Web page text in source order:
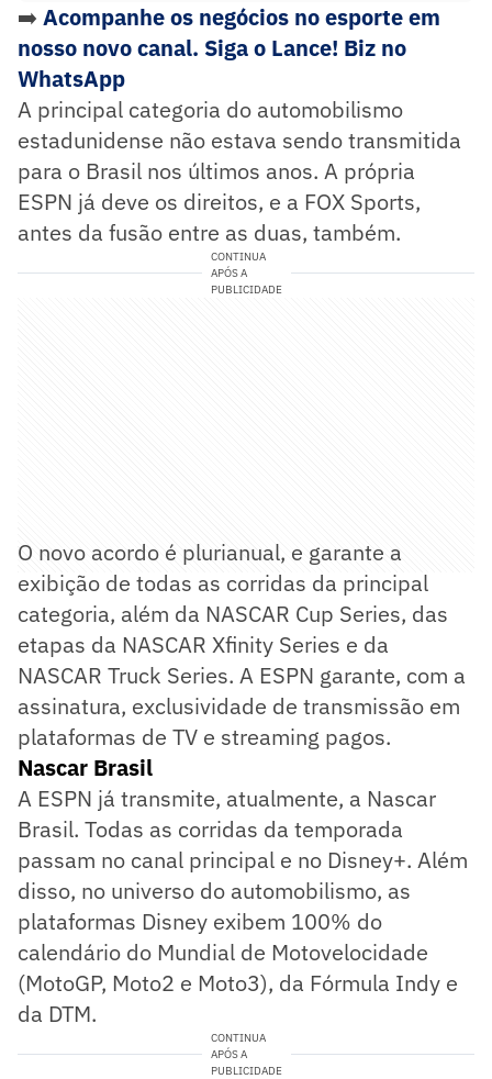
➡️ Acompanhe os negócios no esporte em
nosso novo canal. Siga o Lance! Biz no
WhatsApp
A principal categoria do automobilismo
estadunidense não estava sendo transmitida
para o Brasil nos últimos anos. A própria
ESPN já deve os direitos, e a FOX Sports,
antes da fusão entre as duas, também.
CONTINUA
APÓS A
PUBLICIDADE
O novo acordo é plurianual, e garante a
exibição de todas as corridas da principal
categoria, além da NASCAR Cup Series, das
etapas da NASCAR Xfinity Series e da
NASCAR Truck Series. A ESPN garante, com a
assinatura, exclusividade de transmissão em
plataformas de TV e streaming pagos.
Nascar Brasil
A ESPN já transmite, atualmente, a Nascar
Brasil. Todas as corridas da temporada
passam no canal principal e no Disney+. Além
disso, no universo do automobilismo, as
plataformas Disney exibem 100% do
calendário do Mundial de Motovelocidade
(MotoGP, Moto2 e Moto3), da Fórmula Indy e
da DTM.
CONTINUA
APÓS A
PUBLICIDADE